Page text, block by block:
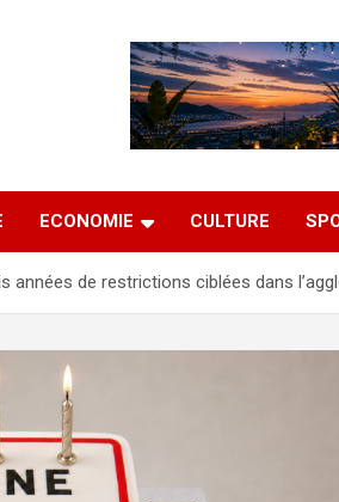
ECONOMIE CULTURE
années de restrictions ciblées dans